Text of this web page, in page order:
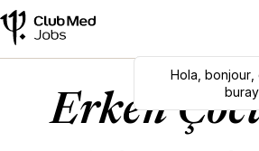
Hola,
Hola bonjour,
Erken